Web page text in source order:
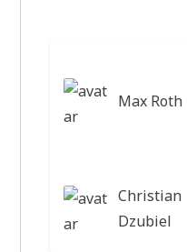
Max Roth
Christian
Dzubiel